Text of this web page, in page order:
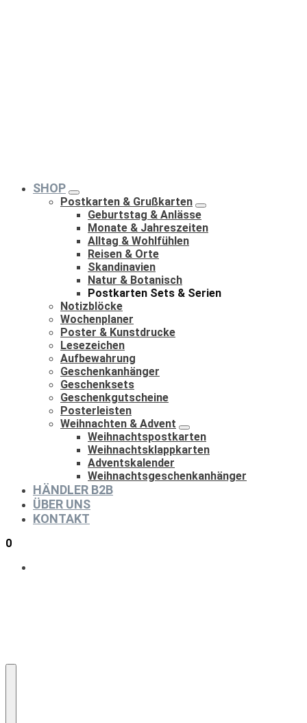
SHOP
Postkarten & Grußkarten
Geburtstag & Anlässe
Monate & Jahreszeiten
Alltag & Wohlfühlen
Reisen & Orte
Skandinavien
Natur & Botanisch
Postkarten Sets & Serien
Notizblöcke
Wochenplaner
Poster & Kunstdrucke
Lesezeichen
Aufbewahrung
Geschenkanhänger
Geschenksets
Geschenkgutscheine
Posterleisten
Weihnachten & Advent
Weihnachtspostkarten
Weihnachtsklappkarten
Adventskalender
Weihnachtsgeschenkanhänger
HÄNDLER B2B
ÜBER UNS
KONTAKT
0